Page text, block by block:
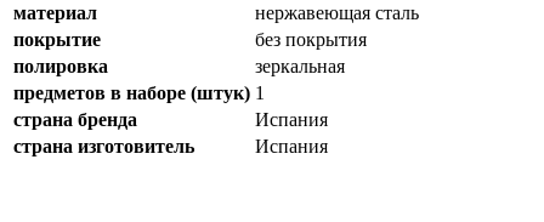
материал
нержавеющая сталь
покрытие
без покрытия
полировка
зеркальная
предметов в наборе (штук) 1
страна бренда
Испания
страна изготовитель
Испания